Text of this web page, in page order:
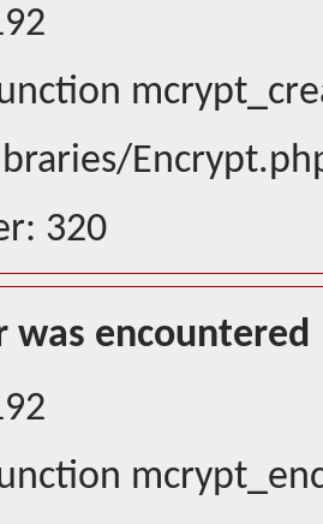
320
was encountered